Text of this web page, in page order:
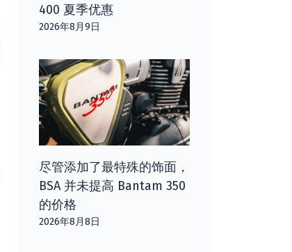
400 夏季优惠
2026年8月9日
尽管添加了最特殊的饰面，
BSA 并未提高 Bantam 350
的价格
2026年8月8日